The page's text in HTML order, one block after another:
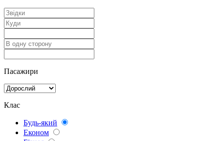
Пасажири
Клас
Будь-який
Економ